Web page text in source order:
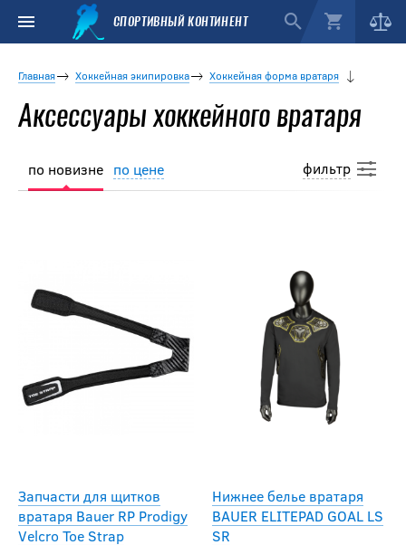
СПОРТИВНЫЙ КОНТИНЕНТ
Главная Хоккейная экипировка Хоккейная форма вратаря
Аксессуары хоккейного вратаря
фильтр
по новизне по цене
Запчасти для щитков
вратаря Bauer RP Prodigy
Velcro Toe Strap
Нижнее белье вратаря
BAUER ELITEPAD GOAL LS
SR